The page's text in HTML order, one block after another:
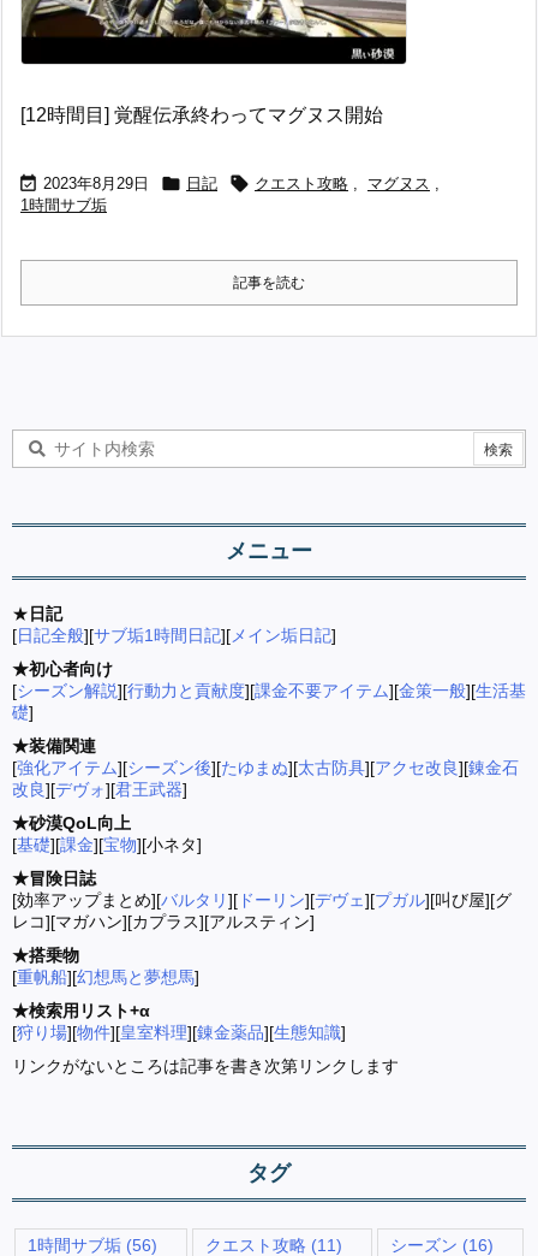
[12時間目] 覚醒伝承終わってマグヌス開始
 2023年8月29日  日記  クエスト攻略 , マグヌス ,
1時間サブ垢
記事を読む
メニュー
★ 日記
[日記全般][サブ垢1時間日記][ メイン垢日記]
★初心者向け
[シーズン解説][行動力と貢献度][課金不要アイテム][金策一般][生活基
礎]
★装備関連
[強化アイテム][シーズン後][たゆまぬ][太古防具][アクセ改良][錬金石
改良][デヴォ][君王武器]
★砂漠QoL向上
[基礎][課金][宝物][小ネタ]
★冒険日誌
[効率アップまとめ][バルタリ][ ドーリン][デヴェ][プガル][叫び屋][グ
レコ][マガハン][カプラス][アルスティン]
★搭乗物
[重帆船][幻想馬と夢想馬]
★検索用リスト+α
[狩り場][物件][皇室料理][錬金薬品][生態知識]
リンクがないところは記事を書き次第リンクします
タグ
1時間サブ垢 (56) クエスト攻略 (11) シーズン (16)